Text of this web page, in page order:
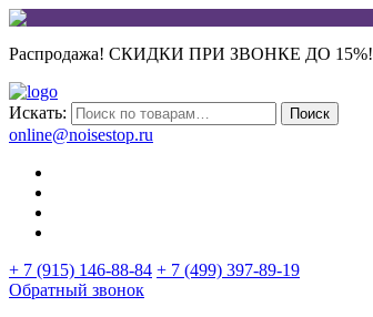
Распродажа! СКИДКИ ПРИ ЗВОНКЕ ДО 15%!
Искать: Поиск
online@noisestop.ru
+ 7 (915) 146-88-84 + 7 (499) 397-89-19
Обратный звонок